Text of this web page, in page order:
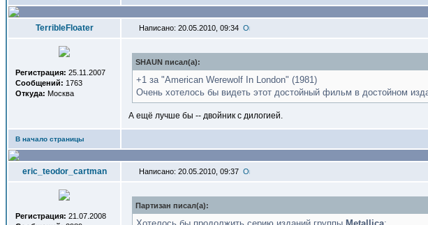
TerribleFloater Написано: 20.05.2010, 09:34
Регистрация: 25.11.2007
Сообщений: 1763
Откуда: Москва
SHAUN писал(a):
+1 за "American Werewolf In London" (1981)
Очень хотелось бы видеть этот достойный фильм в достойном
А ещё лучше бы -- двойник с дилогией.
В начало страницы
eric_teodor_cartman Написано: 20.05.2010, 09:37
Регистрация: 21.07.2008
Партизан писал(a):